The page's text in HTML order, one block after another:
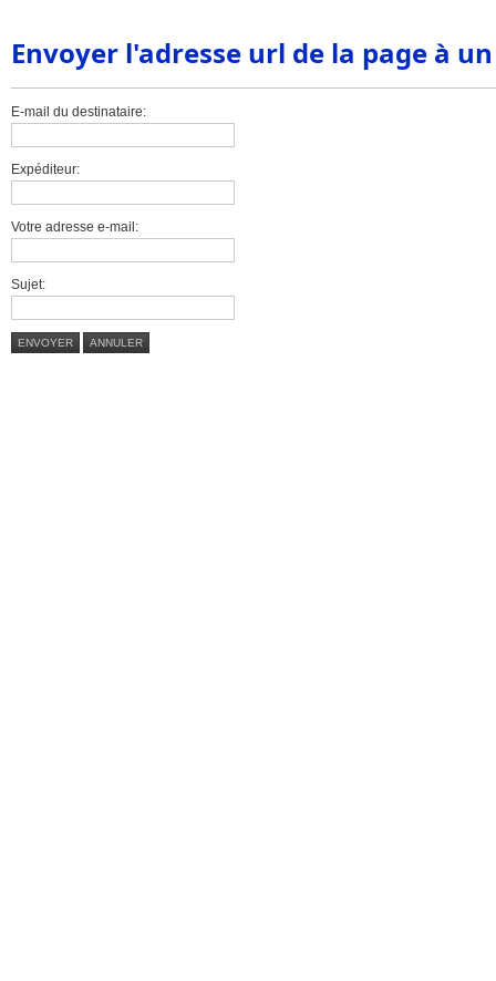
Envoyer l'adresse url de la page à
E-mail du destinataire:
Expéditeur:
Votre adresse e-mail:
Sujet:
ENVOYER ANNULER